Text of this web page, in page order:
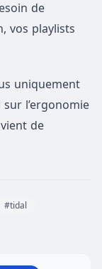
de
vos playlists
uniquement
l’ergonomie
de
#tidal